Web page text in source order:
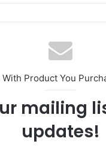
With Product You
mailing
updates!